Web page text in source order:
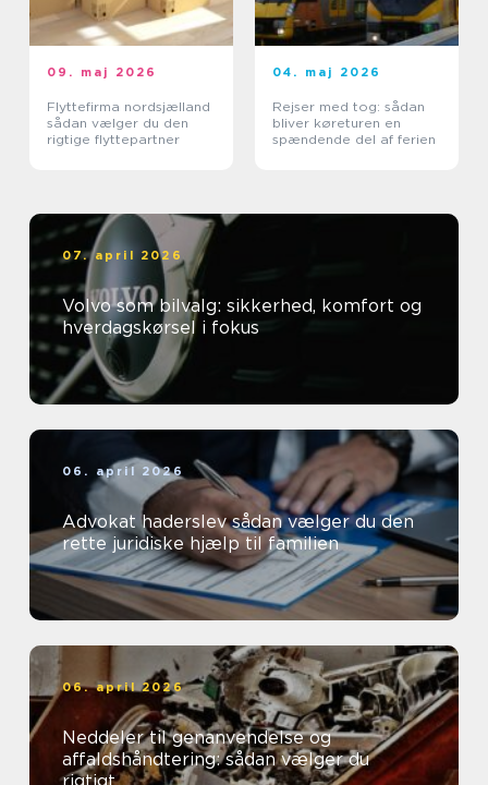
09. maj 2026
Flyttefirma nordsjælland
sådan vælger du den
rigtige flyttepartner
04. maj 2026
Rejser med tog: sådan
bliver køreturen en
spændende del af ferien
07. april 2026
Volvo som bilvalg: sikkerhed, komfort og
hverdagskørsel i fokus
06. april 2026
Advokat haderslev sådan vælger du den
rette juridiske hjælp til familien
06. april 2026
Neddeler til genanvendelse og
affaldshåndtering: sådan vælger du